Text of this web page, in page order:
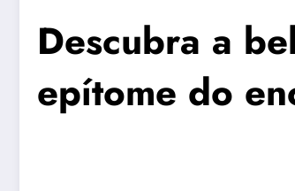
Descubra a
epítome do